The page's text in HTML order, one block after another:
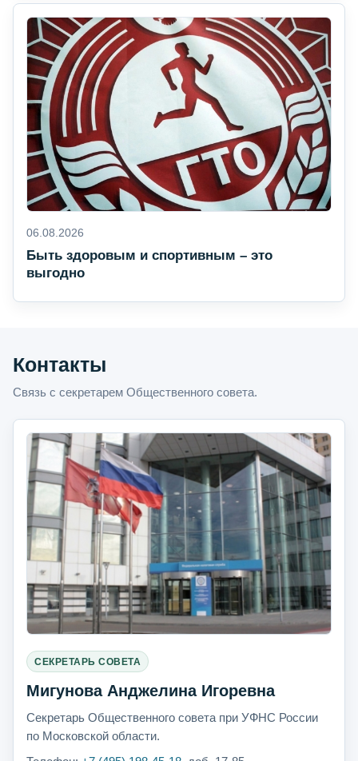
06.08.2026
Быть здоровым и спортивным – это
выгодно
Контакты
Связь с секретарем Общественного совета.
СЕКРЕТАРЬ СОВЕТА
Мигунова Анджелина Игоревна
Секретарь Общественного совета при УФНС России
по Московской области.